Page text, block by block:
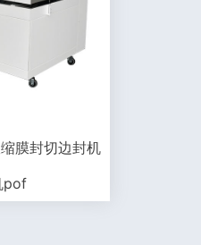
膜封切边封机
pof